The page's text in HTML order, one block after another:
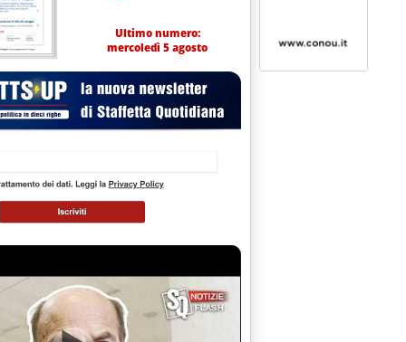
15.5.
Ultimo numero:
mercoledì 5 agosto